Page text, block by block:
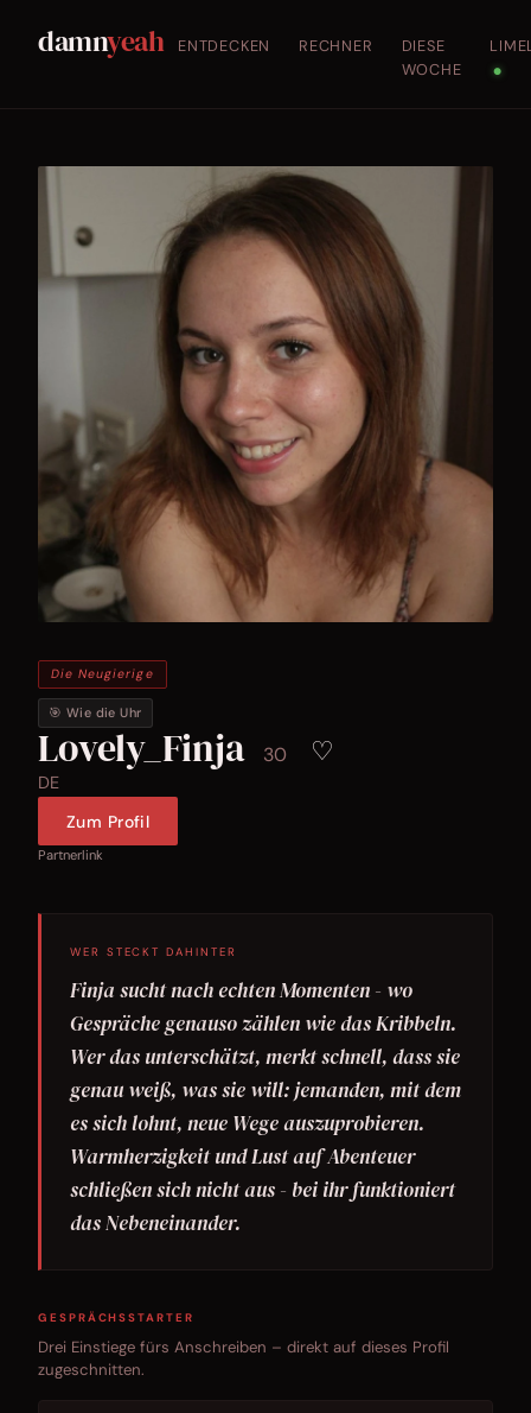
damnyeah ENTDECKEN RECHNER
DIESE
WOCHE
●
Die Neugierige
🎯 Wie die Uhr
Lovely_Finja 30 ♡
DE
Zum Profil
Partnerlink
WER STECKT DAHINTER
Finja sucht nach echten Momenten - wo
Gespräche genauso zählen wie das Kribbeln.
Wer das unterschätzt, merkt schnell, dass sie
genau weiß, was sie will: jemanden, mit dem
es sich lohnt, neue Wege auszuprobieren.
Warmherzigkeit und Lust auf Abenteuer
schließen sich nicht aus - bei ihr funktioniert
das Nebeneinander.
GESPRÄCHSSTARTER
Drei Einstiege fürs Anschreiben – direkt auf dieses Profil
zugeschnitten.